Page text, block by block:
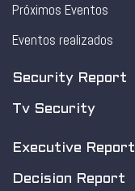
Próximos Eventos
Eventos realizados
Security Report
Tv Security
Executive Report
Decision Report